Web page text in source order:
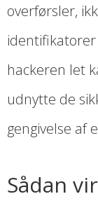
overførsler,
hackeren let
udnytte de
gengivelse af
Sådan